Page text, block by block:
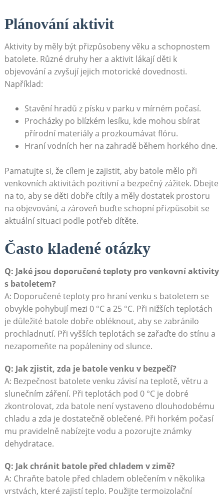
Plánování aktivit
Aktivity by měly být přizpůsobeny věku a schopnostem
batolete. Různé druhy her a aktivit lákají děti k
objevování a zvyšují jejich motorické dovednosti.
Například:
Stavění hradů z písku v parku v mírném počasí.
Procházky po blízkém lesíku, kde mohou sbírat
přírodní materiály a prozkoumávat flóru.
Hraní vodních her na zahradě během horkého dne.
Pamatujte si, že cílem je zajistit, aby batole mělo při
venkovních aktivitách pozitivní a bezpečný zážitek. Dbejte
na to, aby se děti dobře cítily a měly dostatek prostoru
na objevování, a zároveň buďte schopní přizpůsobit se
aktuální situaci podle potřeb dítěte.
Často kladené otázky
Q: Jaké jsou doporučené teploty pro venkovní aktivity
s batoletem?
A: Doporučené teploty pro hraní venku s batoletem se
obvykle pohybují mezi 0 °C a 25 °C. Při nižších teplotách
je důležité batole dobře obléknout, aby se zabránilo
prochladnutí. Při vyšších teplotách se zařaďte do stínu a
nezapomeňte na popáleniny od slunce.
Q: Jak zjistit, zda je batole venku v bezpečí?
A: Bezpečnost batolete venku závisí na teplotě, větru a
slunečním záření. Při teplotách pod 0 °C je dobré
zkontrolovat, zda batole není vystaveno dlouhodobému
chladu a zda je dostatečně oblečené. Při horkém počasí
mu pravidelně nabízejte vodu a pozorujte známky
dehydratace.
Q: Jak chránit batole před chladem v zimě?
A: Chraňte batole před chladem oblečením v několika
vrstvách, které zajistí teplo. Použijte termoizolační